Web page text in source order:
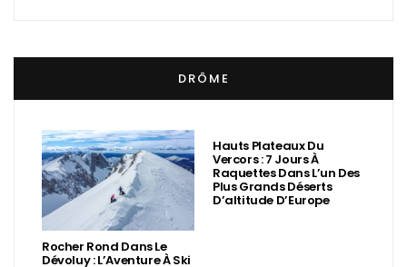
DRÔME
Rocher Rond Dans Le
Dévoluy : L’Aventure À Ski
Hauts Plateaux Du
Vercors : 7 Jours À
Raquettes Dans L’un Des
Plus Grands Déserts
D’altitude D’Europe